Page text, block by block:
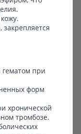
закрепляется
при
форм
хронической
тромбозе.